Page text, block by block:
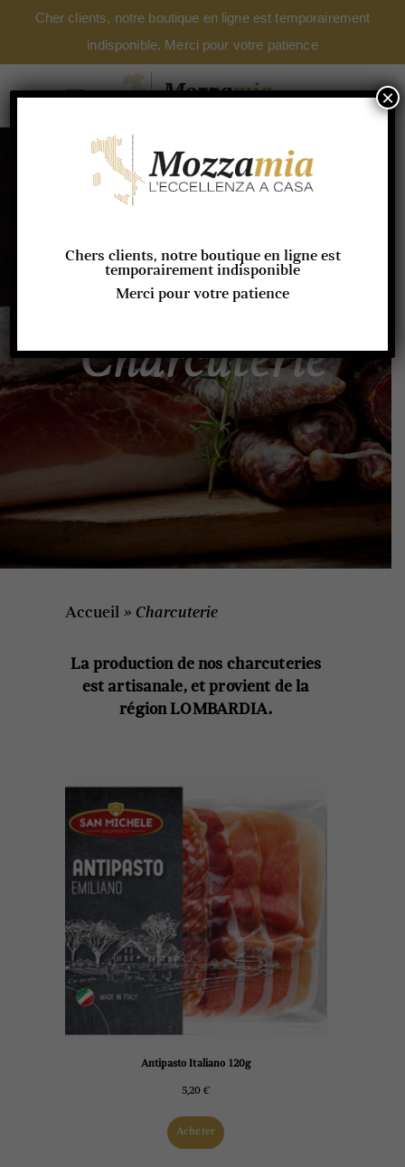
Cher clients, notre boutique en ligne est temporairement
indisponible. Merci pour votre patience
Charcuterie
Accueil » Charcuterie
La production de nos charcuteries
est artisanale, et provient de la
région LOMBARDIA.
Antipasto Italiano 120g
5,20€
Acheter
Chers clients, notre boutique en ligne est
temporairement indisponible
Merci pour votre patience
×